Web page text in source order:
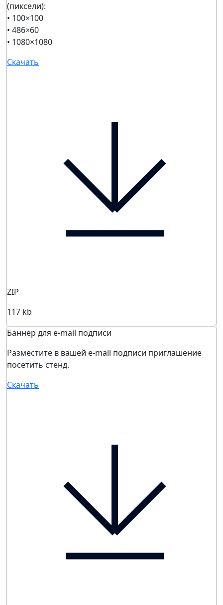
(пиксели):
• 100×100
• 486×60
• 1080×1080
Скачать
ZIP
117 kb
Баннер для e-mail подписи
Разместите в вашей e-mail подписи приглашение
посетить стенд.
Скачать